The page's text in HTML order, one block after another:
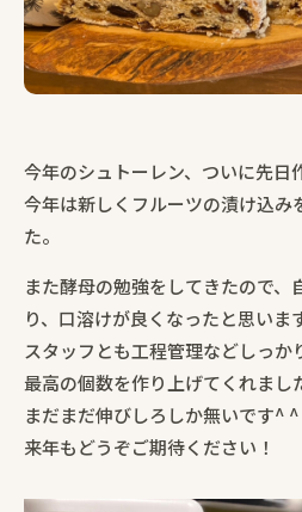
今年のシュトーレン、ついに先日
今年は新しくフルーツの漬け込み
た。
また酵母の勉強をしてきたので、
り、口溶けが良くなったと思いま
スタッフとも工程管理などしっか
最高の個数を作り上げてくれまし
まだまだ伸びしろしか無いです^ ^
来年もどうぞご期待ください！